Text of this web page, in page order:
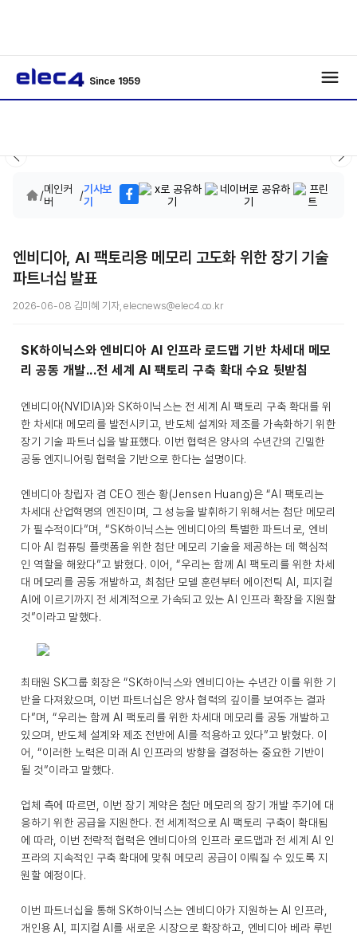
Since 1959
/메인커
버
/기사보
기
엔비디아, AI 팩토리용 메모리 고도화 위한 장기 기술
파트너십 발표
2026-06-08 김미혜 기자, elecnews@elec4.co.kr
SK하이닉스와 엔비디아 AI 인프라 로드맵 기반 차세대 메모
리 공동 개발...전 세계 AI 팩토리 구축 확대 수요 뒷받침
엔비디아(NVIDIA)와 SK하이닉스는 전 세계 AI 팩토리 구축 확대를 위
한 차세대 메모리를 발전시키고, 반도체 설계와 제조를 가속화하기 위한
장기 기술 파트너십을 발표했다. 이번 협력은 양사의 수년간의 긴밀한
공동 엔지니어링 협력을 기반으로 한다는 설명이다.
엔비디아 창립자 겸 CEO 젠슨 황(Jensen Huang)은 “AI 팩토리는
차세대 산업혁명의 엔진이며, 그 성능을 발휘하기 위해서는 첨단 메모리
가 필수적이다”며, “SK하이닉스는 엔비디아의 특별한 파트너로, 엔비
디아 AI 컴퓨팅 플랫폼을 위한 첨단 메모리 기술을 제공하는 데 핵심적
인 역할을 해왔다”고 밝혔다. 이어, “우리는 함께 AI 팩토리를 위한 차세
대 메모리를 공동 개발하고, 최첨단 모델 훈련부터 에이전틱 AI, 피지컬
AI에 이르기까지 전 세계적으로 가속되고 있는 AI 인프라 확장을 지원할
것”이라고 말했다.
최태원 SK그룹 회장은 “SK하이닉스와 엔비디아는 수년간 이를 위한 기
반을 다져왔으며, 이번 파트너십은 양사 협력의 깊이를 보여주는 결과
다”며, “우리는 함께 AI 팩토리를 위한 차세대 메모리를 공동 개발하고
있으며, 반도체 설계와 제조 전반에 AI를 적용하고 있다”고 밝혔다. 이
어, “이러한 노력은 미래 AI 인프라의 방향을 결정하는 중요한 기반이
될 것”이라고 말했다.
업체 측에 따르면, 이번 장기 계약은 첨단 메모리의 장기 개발 주기에 대
응하기 위한 공급을 지원한다. 전 세계적으로 AI 팩토리 구축이 확대됨
에 따라, 이번 전략적 협력은 엔비디아의 인프라 로드맵과 전 세계 AI 인
프라의 지속적인 구축 확대에 맞춰 메모리 공급이 이뤄질 수 있도록 지
원할 예정이다.
이번 파트너십을 통해 SK하이닉스는 엔비디아가 지원하는 AI 인프라,
개인용 AI, 피지컬 AI를 새로운 시장으로 확장하고, 엔비디아 베라 루빈